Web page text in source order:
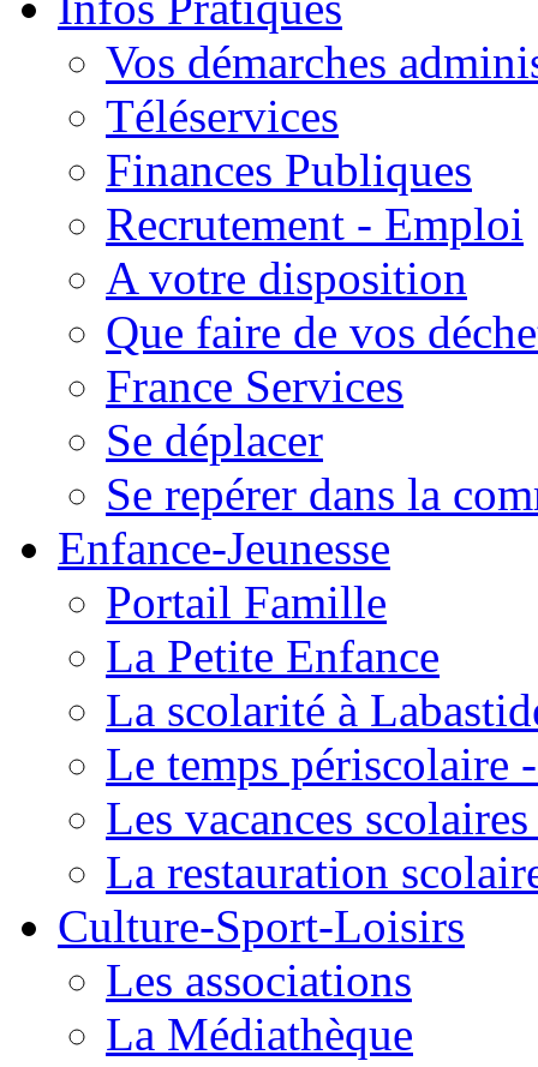
Vos démarches
Téléservices
Finances Publiques
Recrutement - Emploi
A votre disposition
Que faire de vos
France Services
Se déplacer
Se repérer dans la
Enfance-Jeunesse
Portail Famille
La Petite Enfance
La scolarité à
Le temps périscolaire
Les vacances
La restauration
Culture-Sport-Loisirs
Les associations
La Médiathèque